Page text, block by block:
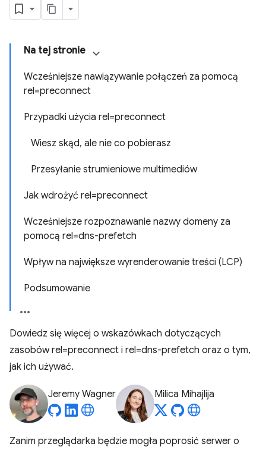
Na tej stronie
Wcześniejsze nawiązywanie połączeń za pomocą
rel=preconnect
Przypadki użycia rel=preconnect
Wiesz skąd, ale nie co pobierasz
Przesyłanie strumieniowe multimediów
Jak wdrożyć rel=preconnect
Wcześniejsze rozpoznawanie nazwy domeny za
pomocą rel=dns-prefetch
Wpływ na największe wyrenderowanie treści (LCP)
Podsumowanie
Dowiedz się więcej o wskazówkach dotyczących
zasobów rel=preconnect i rel=dns-prefetch oraz o tym,
jak ich używać.
Jeremy Wagner Milica Mihajlija
Zanim przeglądarka będzie mogła poprosić serwer o